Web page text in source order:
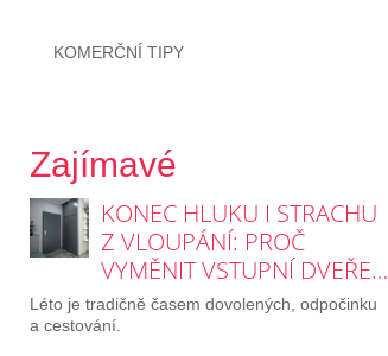
KOMERČNÍ TIPY
Zajímavé
KONEC HLUKU I STRACHU
Z VLOUPÁNÍ: PROČ
VYMĚNIT VSTUPNÍ DVEŘE…
Léto je tradičně časem dovolených, odpočinku
a cestování.